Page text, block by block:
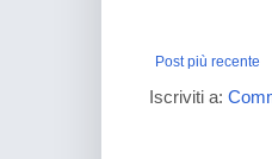
Post più recente
Iscriviti a: